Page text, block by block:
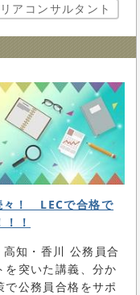
アコンサルタント
！ LECで合格で
！
知・香川 公務員合
突いた講義、分か
で公務員合格をサポ